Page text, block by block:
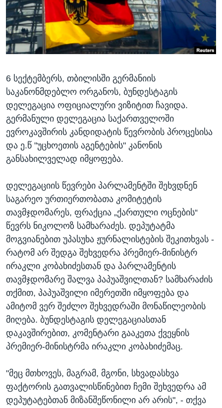
ᲡᲢᲣᲓᲘᲐ ᲕᲐᲨᲘᲜᲒᲢᲝᲜᲘ
ᲔᲙᲝᲜᲝᲛᲘᲙᲐ
ᲯᲐᲜᲛᲠᲗᲔᲚᲝᲑᲐ
ᲛᲔᲪᲜᲘᲔᲠᲔᲑᲐ
ᲙᲣᲚᲢᲣᲠᲐ
ᲒᲐᲚᲘᲚᲔᲝ
ᲓᲔᲖᲘᲜᲤᲝᲠᲛᲐᲪᲘᲐ
Learning English
ᲗᲕᲐᲚᲘ ᲒᲕᲐᲓᲔᲕᲜᲔᲗ
ენები
6 სექტემბერს, თბილისში გერმანიის
საკანონმდებლო ორგანოს, ბუნდესტაგის
დელეგაცია ოფიციალური ვიზიტით ჩავიდა.
გერმანული დელეგაცია საქართველოში
ევროკავშირის კანდიდატის წევრობის პროცესისა
და ე.წ "უცხოეთის აგენტების" კანონის
განსახილველად იმყოფება.
დელეგაციის წევრები პარლამენტში შეხვდნენ
საგარეო ურთიერთობათა კომიტეტის
თავმჯდომარეს, ფრაქცია „ქართული ოცნების“
წევრს ნიკოლოზ სამხარაძეს. დეპუტატმა
მოგვიანებით უპასუხა ჟურნალისტების შეკითხვას -
რატომ არ შედგა შეხვედრა პრემიერ-მინისტრ
ირაკლი კობახიძესთან და პარლამენტის
თავმჯდომარე შალვა პაპუაშვილთან? სამხარაძის
თქმით, პაპუაშვილი იმერეთში იმყოფება და
ამიტომ ვერ შეძლო შეხვედრაში მონაწილეობის
მიღება. ბუნდესტაგის დელეგაციასთან
დაკავშირებით, კომენტარი გააკეთა ქვეყნის
პრემიერ-მინისტრმა ირაკლი კობახიძემაც.
"მეც მთხოვეს, მაგრამ, მგონი, სხვადასხვა
ფაქტორის გათვალისწინებით ჩემი შეხვედრა ამ
დეპუტატებთან მიზანშეწონილი არ არის", - თქვა